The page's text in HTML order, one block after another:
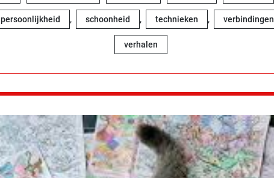
persoonlijkheid , schoonheid , technieken , verbindingen
verhalen